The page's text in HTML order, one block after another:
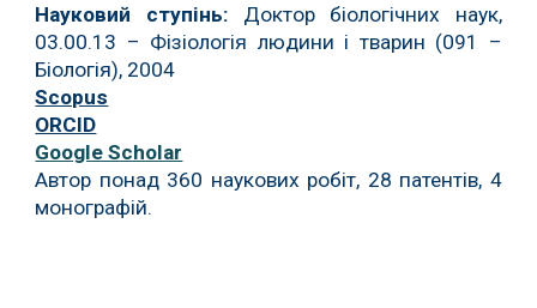
Науковий ступінь: Доктор біологічних наук,
03.00.13 – Фізіологія людини і тварин (091 –
Біологія), 2004
Scopus
ORCID
Google Scholar
Автор понад 360 наукових робіт, 28 патентів, 4
монографій.